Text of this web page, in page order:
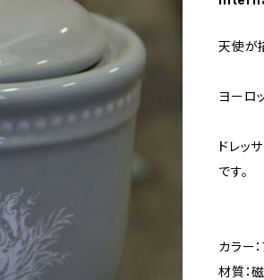
天使が
ヨーロ
ドレッ
です。
カラー
材質：